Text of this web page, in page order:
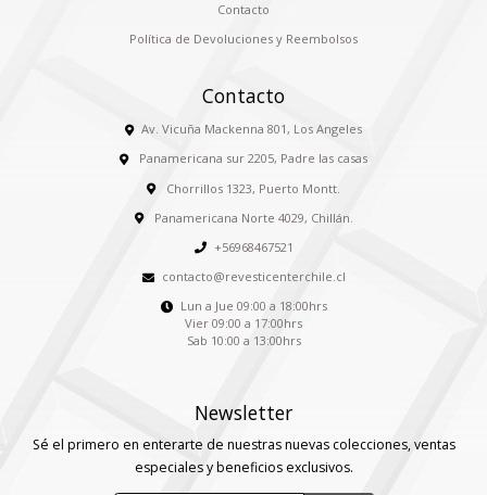
Contacto
Política de Devoluciones y Reembolsos
Contacto
Av. Vicuña Mackenna 801, Los Angeles
Panamericana sur 2205, Padre las casas
Chorrillos 1323, Puerto Montt.
Panamericana Norte 4029, Chillán.
+56968467521
contacto@revesticenterchile.cl
Lun a Jue 09:00 a 18:00hrs
Vier 09:00 a 17:00hrs
Sab 10:00 a 13:00hrs
Newsletter
Sé el primero en enterarte de nuestras nuevas colecciones, ventas
especiales y beneficios exclusivos.